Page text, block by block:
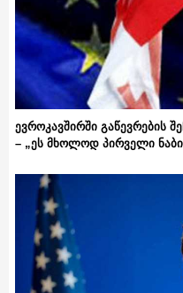
ევროკავშირში გაწევრების
– „ეს მხოლოდ პირველი